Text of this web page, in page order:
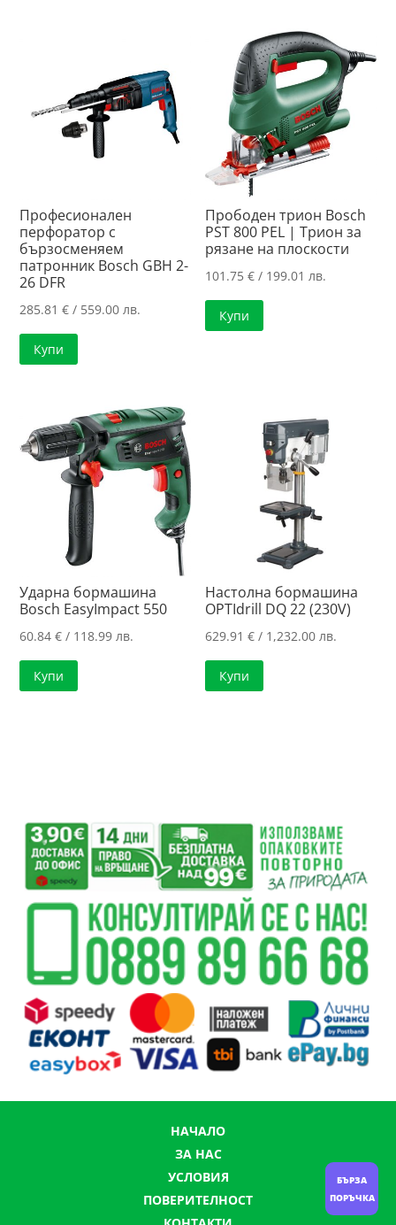
Професионален
перфоратор с
бързосменяем
патронник Bosch GBH 2-
26 DFR
285.81€ / 559.00 лв.
Купи
Прободен трион Bosch
PST 800 PEL | Трион за
рязане на плоскости
101.75€ / 199.01 лв.
Купи
Ударна бормашина
Bosch EasyImpact 550
60.84€ / 118.99 лв.
Купи
Настолна бормашина
OPTIdrill DQ 22 (230V)
629.91€ / 1,232.00 лв.
Купи
НАЧАЛО
ЗА НАС
УСЛОВИЯ
ПОВЕРИТЕЛНОСТ
БЪРЗА
ПОРЪЧКА